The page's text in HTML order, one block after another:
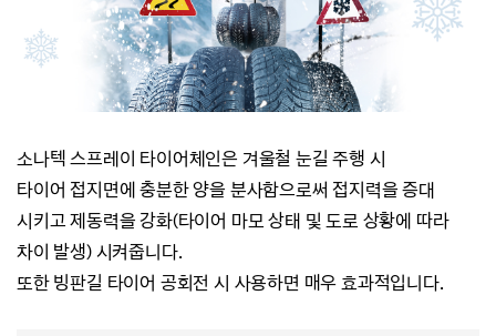
소나텍 스프레이 타이어체인은 겨울철 눈길 주행 시
타이어 접지면에 충분한 양을 분사함으로써 접지력을 증대
시키고제동력을 강화(타이어 마모 상태 및 도로 상황에 따라
차이 발생) 시켜줍니다.
또한 빙판길 타이어 공회전 시 사용하면 매우 효과적입니다.